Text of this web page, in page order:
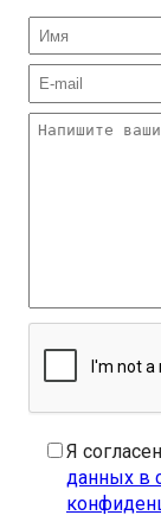
Я
данных в